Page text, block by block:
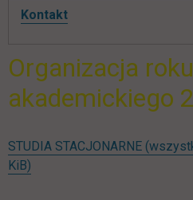
Kontakt
Organizacja roku
akademickiego
STUDIA STACJONARNE
KiB)